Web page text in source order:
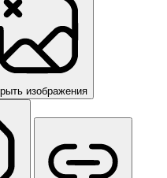
изображения